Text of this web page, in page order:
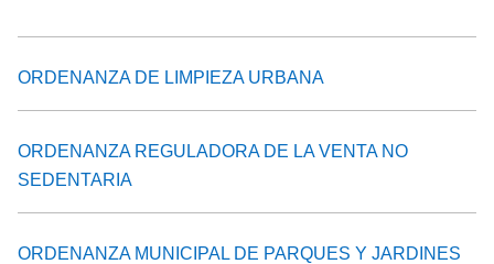
ORDENANZA DE LIMPIEZA URBANA
ORDENANZA REGULADORA DE LA VENTA NO
SEDENTARIA
ORDENANZA MUNICIPAL DE PARQUES Y JARDINES